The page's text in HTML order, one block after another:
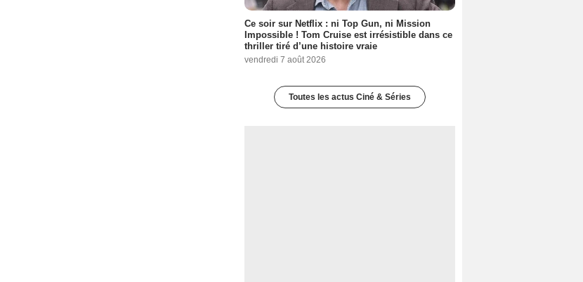
Ce soir sur Netflix : ni Top Gun, ni Mission
Impossible ! Tom Cruise est irrésistible dans ce
thriller tiré d’une histoire vraie
vendredi 7 août 2026
Toutes les actus Ciné & Séries